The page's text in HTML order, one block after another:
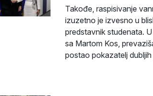
Takođe, raspisivanje
izuzetno je izvesno u
predstavnik studenata.
sa Martom Kos,
postao pokazatelj